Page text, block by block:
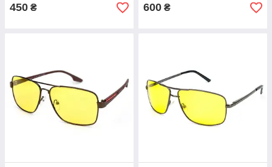
450 ₴ 600 ₴